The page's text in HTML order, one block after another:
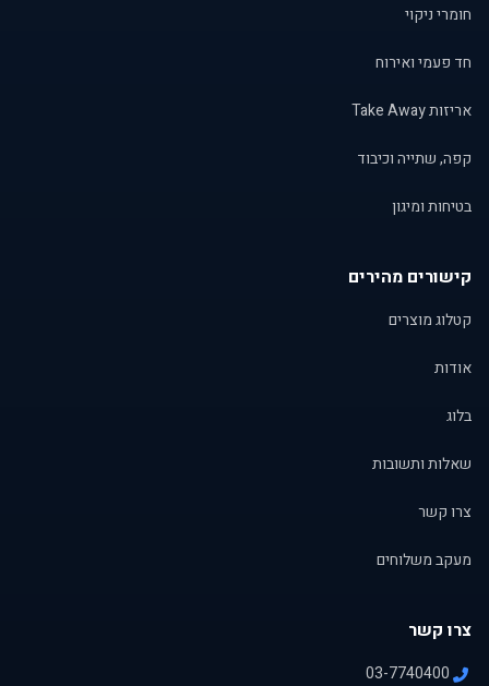
חומרי ניקוי
חד פעמי ואירוח
אריזות Take Away
קפה, שתייה וכיבוד
בטיחות ומיגון
קישורים מהירים
קטלוג מוצרים
אודות
בלוג
שאלות ותשובות
צרו קשר
מעקב משלוחים
צרו קשר
03-7740400